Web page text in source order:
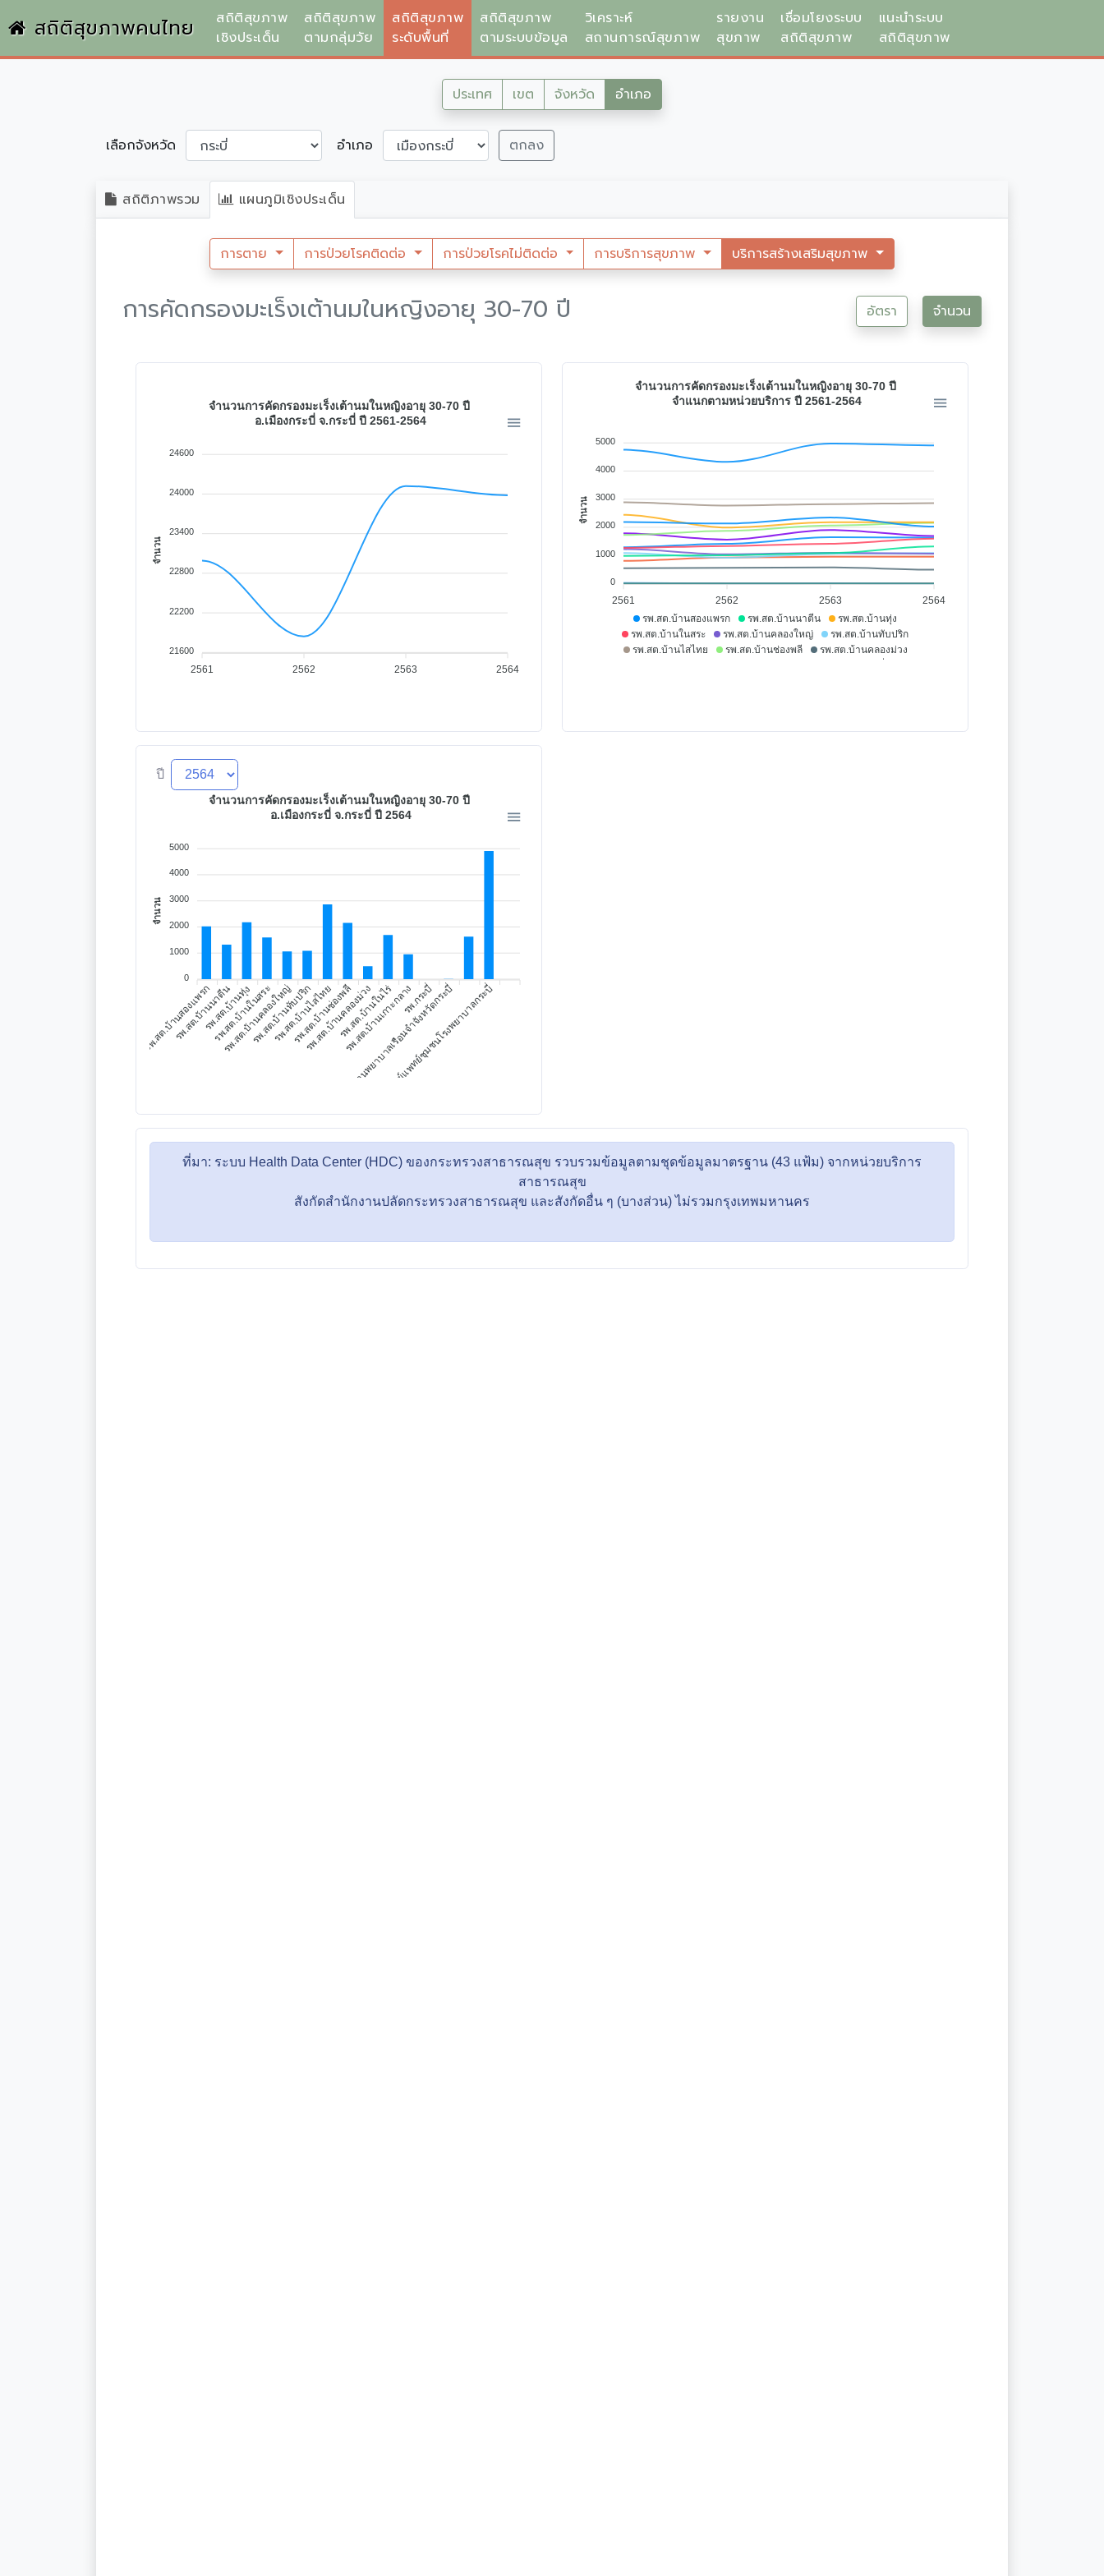
สถิติสุขภาพคนไทย
สถิติสุขภาพ
เชิงประเด็น
สถิติสุขภาพ
ตามกลุ่มวัย
สถิติสุขภาพ
ระดับพื้นที่
สถิติสุขภาพ
ตามระบบข้อมูล
วิเคราะห์
สถานการณ์สุขภาพ
รายงาน
สุขภาพ
เชื่อมโยงระบบ
สถิติสุขภาพ
แนะนำระบบ
สถิติสุขภาพ
ประเทศ เขต จังหวัด อำเภอ
เลือกจังหวัด อำเภอ ตกลง
สถิติภาพรวม แผนภูมิเชิงประเด็น
การตาย การป่วยโรคติดต่อ การป่วยโรคไม่ติดต่อ การบริการสุขภาพ บริการสร้างเสริมสุขภาพ
การคัดกรองมะเร็งเต้านมในหญิงอายุ 30-70 ปี อัตรา จำนวน